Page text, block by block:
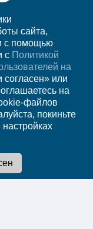
сайта,
с помощью
с Политикой
на
или
на
файлов
покиньте